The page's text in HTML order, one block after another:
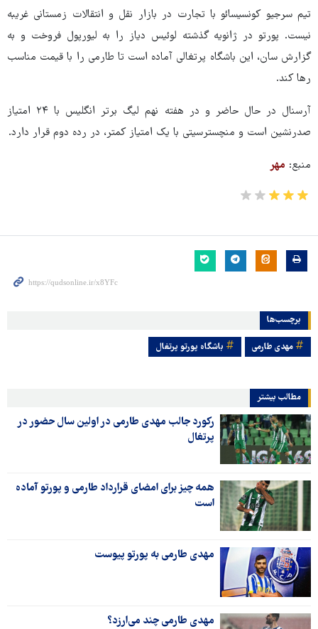
تیم سرجیو کونسیسائو با تجارت در بازار نقل و انتقالات زمستانی غریبه
نیست. پورتو در ژانویه گذشته لوئیس دیاز را به لیورپول فروخت و به
گزارش سان، این باشگاه پرتغالی آماده است تا طارمی را با قیمت مناسب
رها کند.
آرسنال در حال حاضر
و در هفته نهم لیگ برتر انگلیس با ۲۴ امتیاز
صدرنشین است و منچسترسیتی با یک امتیاز کمتر، در رده دوم قرار دارد.
منبع: مهر
برچسب‌ها
مهدی طارمی باشگاه پورتو پرتغال
مطالب بیشتر
رکورد جالب مهدی طارمی در اولین سال حضور در
پرتغال
همه چیز برای امضای قرارداد طارمی و پورتو آماده
است
مهدی طارمی به پورتو پیوست
مهدی طارمی چند می‌ارزد؟